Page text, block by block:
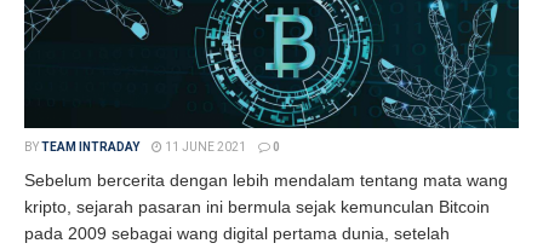
BYTEAM INTRADAY 11 JUNE 2021 0
Sebelum bercerita dengan lebih mendalam tentang mata wang
kripto, sejarah pasaran ini bermula sejak kemunculan Bitcoin
pada 2009 sebagai wang digital pertama dunia, setelah